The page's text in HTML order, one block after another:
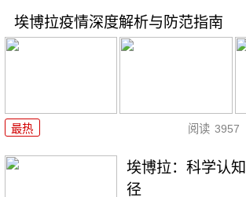
埃博拉疫情深度解析与防范指南
最热 阅读 3957
埃博拉：科学认
径